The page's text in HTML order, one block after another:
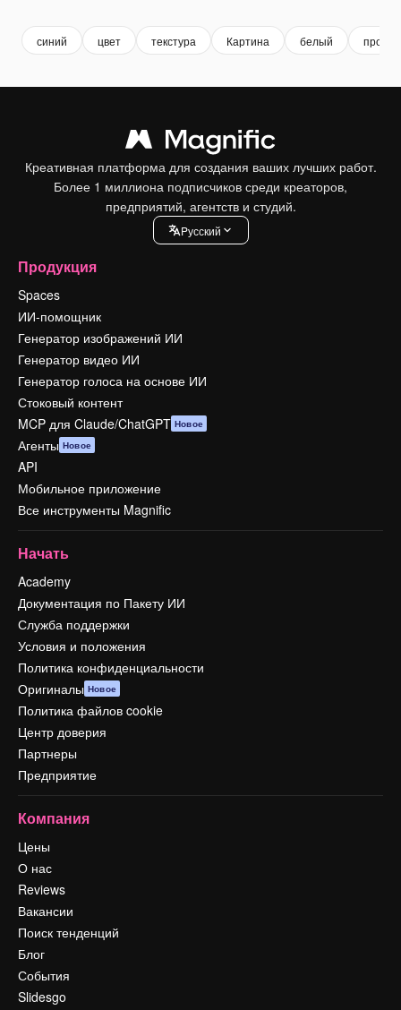
синий цвет текстура Картина белый
Креативная платформа для создания ваших лучших работ.
Более 1 миллиона подписчиков среди креаторов,
предприятий, агентств и студий.
Pусский
Продукция
Spaces
ИИ-помощник
Генератор изображений ИИ
Генератор видео ИИ
Генератор голоса на основе ИИ
Стоковый контент
MCP для Claude/ChatGPT Новое
Агенты Новое
API
Мобильное приложение
Все инструменты Magnific
Начать
Academy
Документация по Пакету ИИ
Служба поддержки
Условия и положения
Политика конфиденциальности
Оригиналы Новое
Политика файлов cookie
Центр доверия
Партнеры
Предприятие
Компания
Цены
О нас
Reviews
Вакансии
Поиск тенденций
Блог
События
Slidesgo